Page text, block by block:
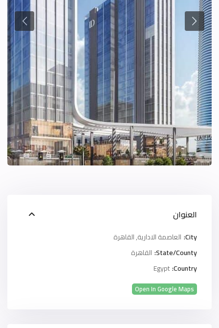
العنوان
City: العاصمة الادارية,القاهرة
State/County: القاهرة
Country:
Egypt
Open In Google Maps